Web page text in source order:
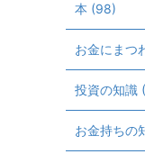
本 (98)
お金にまつ
投資の知識
お金持ちの